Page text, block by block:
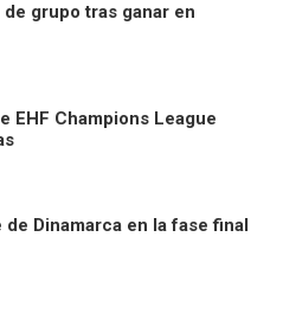
grupo tras ganar en
EHF Champions League
Dinamarca en la fase final